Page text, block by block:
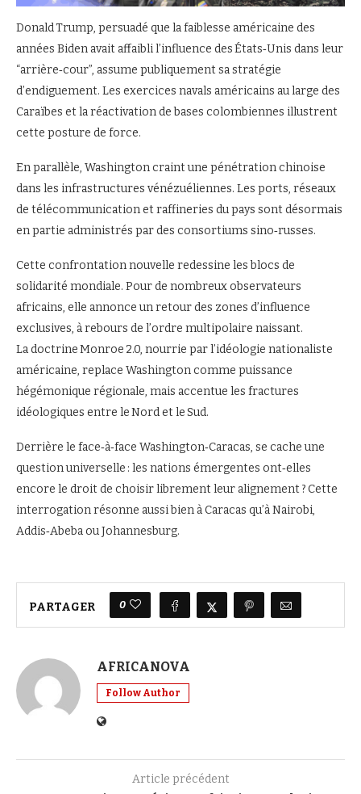
Donald Trump, persuadé que la faiblesse américaine des
années Biden avait affaibli l’influence des États‑Unis dans leur
“arrière‑cour”, assume publiquement sa stratégie
d’endiguement. Les exercices navals américains au large des
Caraïbes et la réactivation de bases colombiennes illustrent
cette posture de force.
En parallèle, Washington craint une pénétration chinoise
dans les infrastructures vénézuéliennes. Les ports, réseaux
de télécommunication et raffineries du pays sont désormais
en partie administrés par des consortiums sino‑russes.
Cette confrontation nouvelle redessine les blocs de
solidarité mondiale. Pour de nombreux observateurs
africains, elle annonce un retour des zones d’influence
exclusives, à rebours de l’ordre multipolaire naissant.
La doctrine Monroe 2.0, nourrie par l’idéologie nationaliste
américaine, replace Washington comme puissance
hégémonique régionale, mais accentue les fractures
idéologiques entre le Nord et le Sud.
Derrière le face‑à‑face Washington‑Caracas, se cache une
question universelle : les nations émergentes ont‑elles
encore le droit de choisir librement leur alignement ? Cette
interrogation résonne aussi bien à Caracas qu’à Nairobi,
Addis‑Abeba ou Johannesburg.
PARTAGER 0
AFRICANOVA
Follow Author
Article précédent